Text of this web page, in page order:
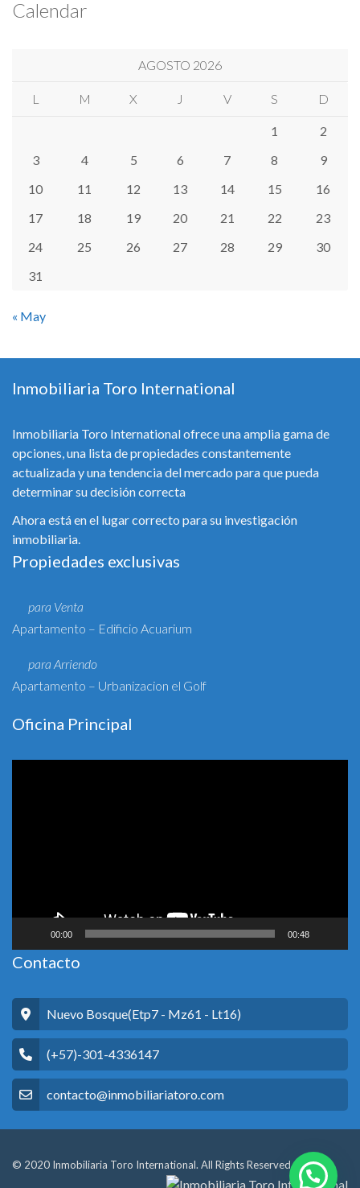
Calendar
AGOSTO 2026
L M X J V S D
1
2
3
4 5 6 7 8
9
10
11 12 13 14 15
16
17
18 19 20 21 22
23
24
25 26 27 28 29
30
31
« May
Inmobiliaria Toro International
Inmobiliaria Toro International ofrece una amplia gama de
opciones, una lista de propiedades constantemente
actualizada y una tendencia del mercado para que pueda
determinar su decisión correcta
Ahora está en el lugar correcto para su investigación
inmobiliaria.
Propiedades exclusivas
para Venta
Apartamento – Edificio Acuarium
para Arriendo
Apartamento – Urbanizacion el Golf
Oficina Principal
00:00 00:48
Contacto
Nuevo Bosque(Etp7 - Mz61 - Lt16)
(+57)-301-4336147
contacto@inmobiliariatoro.com
© 2020 Inmobiliaria Toro International. All Rights Reserved.